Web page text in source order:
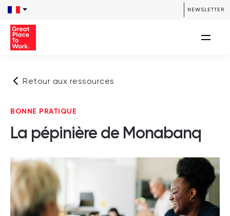
NEWSLETTER
Retour aux ressources
BONNE PRATIQUE
La pépinière de Monabanq